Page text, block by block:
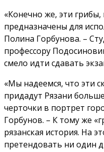
«Конечно же, эти грибы,
предназначены для
Полина Горбунова. –
профессору
смело идти сдавать
«Мы надеемся, что эти
придадут Рязани
черточки в портрет
Горбунов. – К тому же
рязанская история. На
претендовать ни один